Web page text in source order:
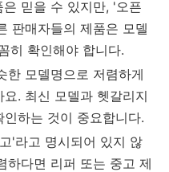
믿을 수 있지만, '오픈
판매자들의 제품은 모델
히 확인해야 합니다.
한 모델명으로 저렴하게
. 최신 모델과 헷갈리지
하는 것이 중요합니다.
'라고 명시되어 있지 않
하다면 리퍼 또는 중고 제